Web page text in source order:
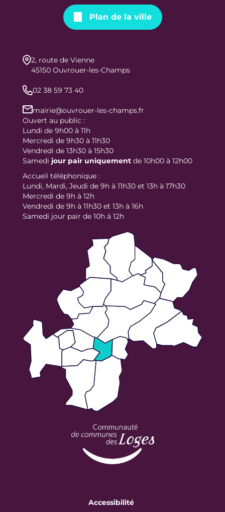
Plan de la ville
2, route de Vienne
45150 Ouvrouer-les-Champs
02 38 59 73 40
mairie@ouvrouer-les-champs.fr
Ouvert au public :
Lundi de 9h00 à 11h
Mercredi de 9h30 à 11h30
Vendredi de 13h30 à 15h30
Samedi jour pair uniquement de 10h00 à 12h00
Accueil téléphonique :
Lundi, Mardi, Jeudi de 9h à 11h30 et 13h à 17h30
Mercredi de 9h à 12h
Vendredi de 9h à 11h30 et 13h à 16h
Samedi jour pair de 10h à 12h
Accessibilité